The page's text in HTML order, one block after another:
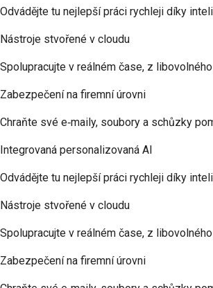
Odvádějte tu nejlepší práci rychleji díky
Nástroje stvořené v cloudu
Spolupracujte v reálném čase, z
Zabezpečení na firemní úrovni
Chraňte své e‑maily, soubory a schůzky
Integrovaná personalizovaná AI
Odvádějte tu nejlepší práci rychleji díky
Nástroje stvořené v cloudu
Spolupracujte v reálném čase, z
Zabezpečení na firemní úrovni